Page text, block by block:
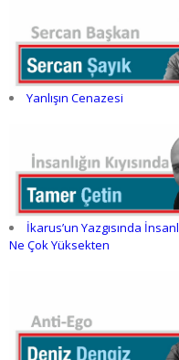
Yanlışın Cenazesi
İkarus’un Yazgısında
Ne Çok Yüksekten